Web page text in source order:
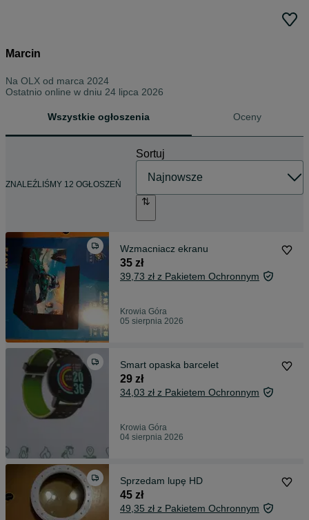
Marcin
Na OLX od marca 2024
Ostatnio online w dniu 24 lipca 2026
Wszystkie ogłoszenia Oceny
ZNALEŹLIŚMY 12 OGŁOSZEŃ
Sortuj
Wzmacniacz ekranu
35 zł
39,73 zł z Pakietem Ochronnym
Krowia Góra
05 sierpnia 2026
Smart opaska barcelet
29 zł
34,03 zł z Pakietem Ochronnym
Krowia Góra
04 sierpnia 2026
Sprzedam lupę HD
45 zł
49,35 zł z Pakietem Ochronnym